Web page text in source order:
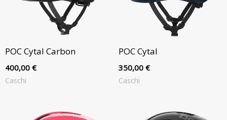
POC Cytal Carbon
400,00 €
Caschi
POC Cytal
350,00 €
Caschi